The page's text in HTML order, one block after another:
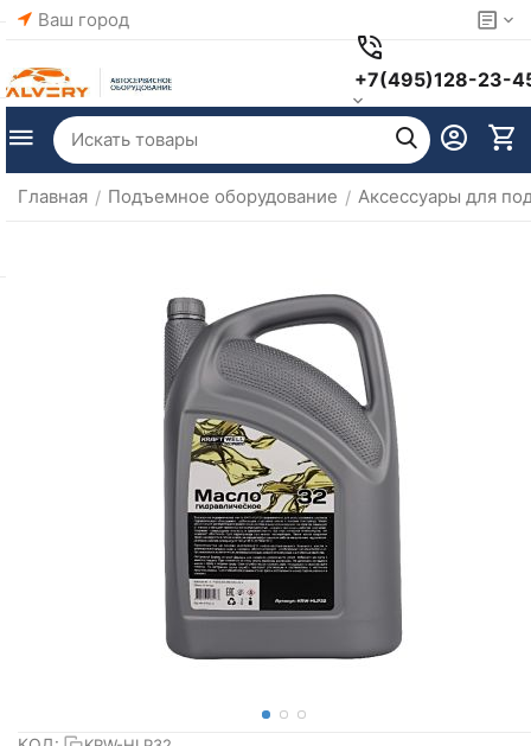
Ваш город
+7(495)128-23-
Главная / Подъемное оборудование / Аксессуары для